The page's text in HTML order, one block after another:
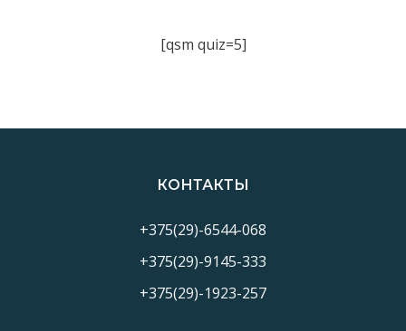
[qsm quiz=5]
КОНТАКТЫ
+375(29)-6544-068
+375(29)-9145-333
+375(29)-1923-257